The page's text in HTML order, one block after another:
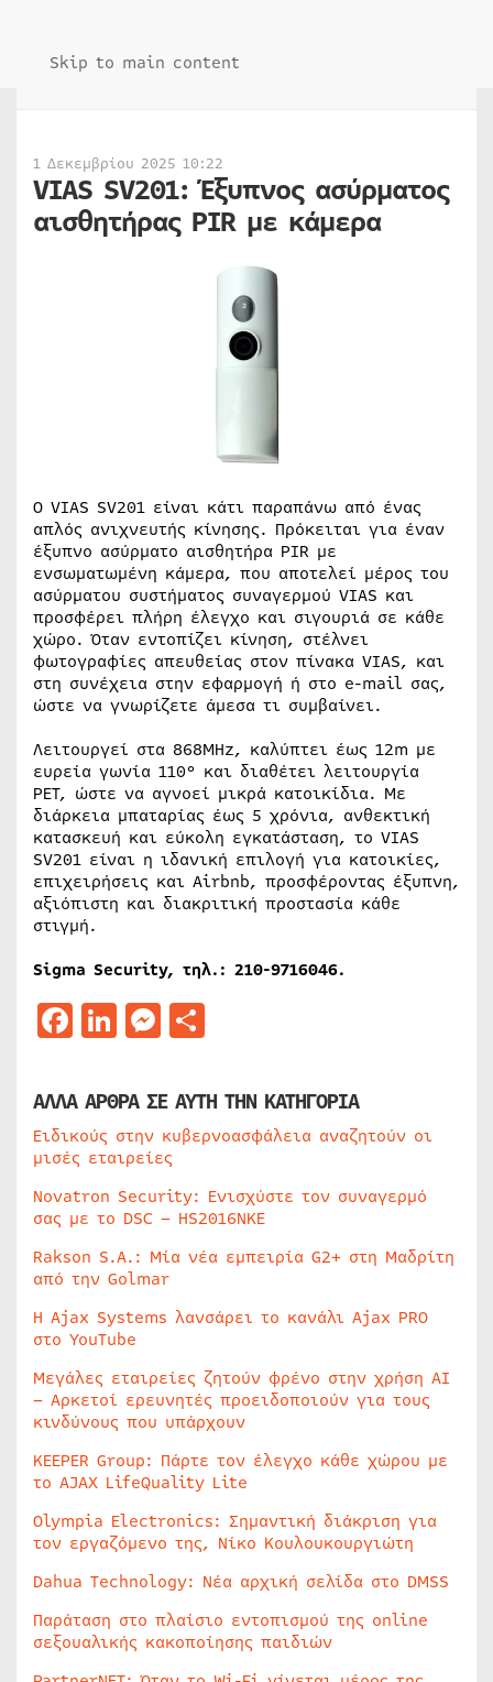
Skip to main content
1 Δεκεμβρίου 2025 10:22
VIAS SV201: Έξυπνος ασύρματος
αισθητήρας PIR με κάμερα
Ο VIAS SV201 είναι κάτι παραπάνω από ένας
απλός ανιχνευτής κίνησης. Πρόκειται για έναν
έξυπνο ασύρματο αισθητήρα PIR με
ενσωματωμένη κάμερα, που αποτελεί μέρος του
ασύρματου συστήματος συναγερμού VIAS και
προσφέρει πλήρη έλεγχο και σιγουριά σε κάθε
χώρο. Όταν εντοπίζει κίνηση, στέλνει
φωτογραφίες απευθείας στον πίνακα VIAS, και
στη συνέχεια στην εφαρμογή ή στο e-mail σας,
ώστε να γνωρίζετε άμεσα τι συμβαίνει.
Λειτουργεί στα 868MHz, καλύπτει έως 12m με
ευρεία γωνία 110° και διαθέτει λειτουργία
PET, ώστε να αγνοεί μικρά κατοικίδια. Με
διάρκεια μπαταρίας έως 5 χρόνια, ανθεκτική
κατασκευή και εύκολη εγκατάσταση, το VIAS
SV201 είναι η ιδανική επιλογή για κατοικίες,
επιχειρήσεις και Airbnb, προσφέροντας έξυπνη,
αξιόπιστη και διακριτική προστασία κάθε
στιγμή.
Sigma Security, τηλ.: 210-9716046.
Facebook
LinkedIn
Messenger
ΑΛΛΑ ΑΡΘΡΑ ΣΕ ΑΥΤΗ ΤΗΝ ΚΑΤΗΓΟΡΙΑ
Ειδικούς στην κυβερνοασφάλεια αναζητούν οι
μισές εταιρείες
Novatron Security: Ενισχύστε τον συναγερμό
σας με το DSC – HS2016NKE
Rakson S.A.: Μία νέα εμπειρία G2+ στη Μαδρίτη
από την Golmar
Η Ajax Systems λανσάρει το κανάλι Ajax PRO
στο YouTube
Μεγάλες εταιρείες ζητούν φρένο στην χρήση AI
– Αρκετοί ερευνητές προειδοποιούν για τους
κινδύνους που υπάρχουν
KEEPER Group: Πάρτε τον έλεγχο κάθε χώρου με
το AJAX LifeQuality Lite
Olympia Electronics: Σημαντική διάκριση για
τον εργαζόμενο της, Νίκο Κουλουκουργιώτη
Dahua Technology: Νέα αρχική σελίδα στο DMSS
Παράταση στο πλαίσιο εντοπισμού της online
σεξουαλικής κακοποίησης παιδιών